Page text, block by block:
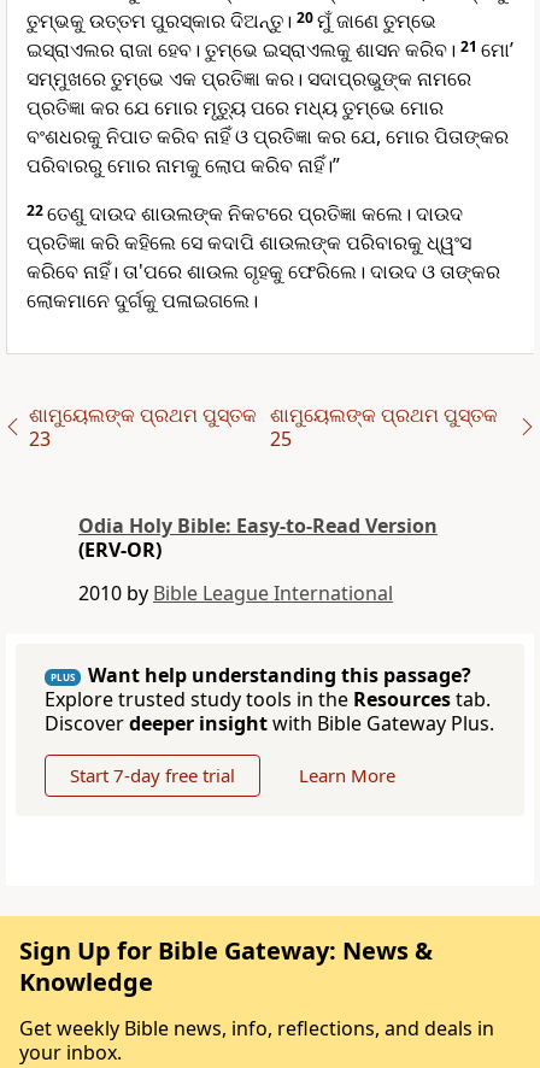
ତୁମ୍ଭକୁ ଉତ୍ତମ ପୁରସ୍କାର ଦିଅନ୍ତୁ। 20ମୁଁ ଜାଣେ ତୁମ୍ଭେ
ଇସ୍ରାଏଲର ରାଜା ହେବ। ତୁମ୍ଭେ ଇସ୍ରାଏଲକୁ ଶାସନ କରିବ। 21 ମୋ’
ସମ୍ମୁଖରେ ତୁମ୍ଭେ ଏକ ପ୍ରତିଜ୍ଞା କର। ସଦାପ୍ରଭୁଙ୍କ ନାମରେ
ପ୍ରତିଜ୍ଞା କର ଯେ ମୋର ମୃତ୍ୟୁ ପରେ ମଧ୍ୟ ତୁମ୍ଭେ ମୋର
ବଂଶଧରକୁ ନିପାତ କରିବ ନାହିଁ ଓ ପ୍ରତିଜ୍ଞା କର ଯେ, ମୋର ପିତାଙ୍କର
ପରିବାରରୁ ମୋର ନାମକୁ ଲୋପ କରିବ ନାହିଁ।”
22ତେଣୁ ଦାଉଦ ଶାଉଲଙ୍କ ନିକଟରେ ପ୍ରତିଜ୍ଞା କଲେ। ଦାଉଦ
ପ୍ରତିଜ୍ଞା କରି କହିଲେ ସେ କଦାପି ଶାଉଲଙ୍କ ପରିବାରକୁ ଧ୍ୱଂସ
କରିବେ ନାହିଁ। ତା'ପରେ ଶାଉଲ ଗୃହକୁ ଫେରିଲେ। ଦାଉଦ ଓ ତାଙ୍କର
ଲୋକମାନେ ଦୁର୍ଗକୁ ପଳାଇଗଲେ।
ଶାମୁୟେଲଙ୍କ ପ୍ରଥମ ପୁସ୍ତକ
23
ଶାମୁୟେଲଙ୍କ ପ୍ରଥମ ପୁସ୍ତକ
25
Odia Holy Bible: Easy-to-Read Version
(ERV-OR)
2010 by Bible League International
PLUS
Want help understanding this passage?
Explore trusted study tools in the Resourcestab.
Discoverdeeper insightwith Bible Gateway Plus.
Start 7-day free trial Learn More
Sign Up for Bible Gateway: News &
Knowledge
Get weekly Bible news, info, reflections, and deals in
your inbox.